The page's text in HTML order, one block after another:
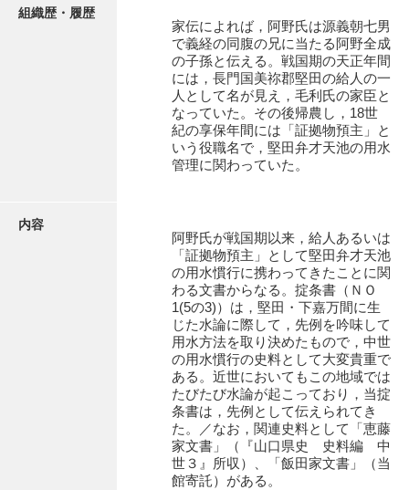
阿武家文書（山口市）
阿武家文書（美祢市）
阿武家文書(美祢市２)
飯田家文書（福岡県）
池田邦夫所蔵文書
石井丈若撮影写真
石田家文書（徳山市）
組織歴・履歴
家伝によれば，阿野氏は源義朝七男
で義経の同腹の兄に当たる阿野全成
の子孫と伝える。戦国期の天正年間
には，長門国美祢郡堅田の給人の一
人として名が見え，毛利氏の家臣と
なっていた。その後帰農し，18世
紀の享保年間には「証拠物預主」と
いう役職名で，堅田弁才天池の用水
管理に関わっていた。
内容
阿野氏が戦国期以来，給人あるいは
「証拠物預主」として堅田弁才天池
の用水慣行に携わってきたことに関
わる文書からなる。掟条書（ＮＯ
1(5の3)）は，堅田・下嘉万間に生
じた水論に際して，先例を吟味して
用水方法を取り決めたもので，中世
の用水慣行の史料として大変貴重で
ある。近世においてもこの地域では
たびたび水論が起こっており，当掟
条書は，先例として伝えられてき
た。／なお，関連史料として「恵藤
家文書」（『山口県史 史料編 中
世３』所収）、「飯田家文書」（当
館寄託）がある。